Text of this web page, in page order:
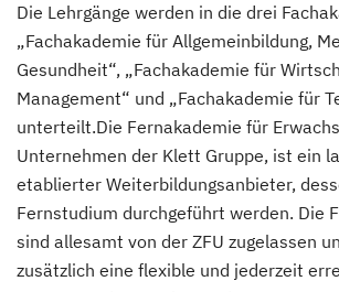
Psychologischer Berater - Personal
Die Lehrgänge werden in die drei
„Fachakademie für Allgemeinbildung,
Gesundheit“, „Fachakademie für
Management“ und „Fachakademie für
unterteilt.Die Fernakademie für
Unternehmen der Klett Gruppe, ist ein
etablierter Weiterbildungsanbieter,
Fernstudium durchgeführt werden. Die
sind allesamt von der ZFU zugelassen
zusätzlich eine flexible und jederzeit